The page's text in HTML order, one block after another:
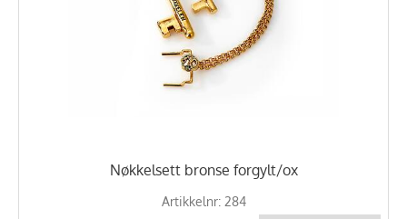
Nøkkelsett bronse forgylt/ox
Artikkelnr: 284